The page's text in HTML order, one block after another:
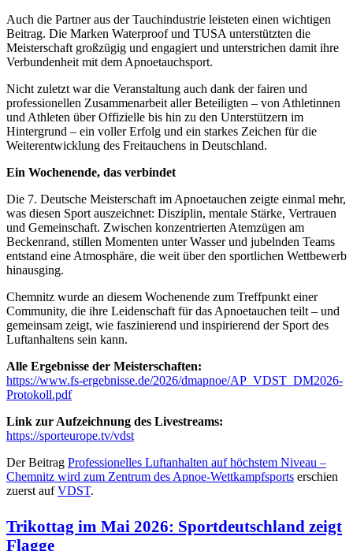
Auch die Partner aus der Tauchindustrie leisteten einen wichtigen
Beitrag. Die Marken Waterproof und TUSA unterstützten die
Meisterschaft großzügig und engagiert und unterstrichen damit ihre
Verbundenheit mit dem Apnoetauchsport.
Nicht zuletzt war die Veranstaltung auch dank der fairen und
professionellen Zusammenarbeit aller Beteiligten – von Athletinnen
und Athleten über Offizielle bis hin zu den Unterstützern im
Hintergrund – ein voller Erfolg und ein starkes Zeichen für die
Weiterentwicklung des Freitauchens in Deutschland.
Ein Wochenende, das verbindet
Die 7. Deutsche Meisterschaft im Apnoetauchen zeigte einmal mehr,
was diesen Sport auszeichnet: Disziplin, mentale Stärke, Vertrauen
und Gemeinschaft. Zwischen konzentrierten Atemzügen am
Beckenrand, stillen Momenten unter Wasser und jubelnden Teams
entstand eine Atmosphäre, die weit über den sportlichen Wettbewerb
hinausging.
Chemnitz wurde an diesem Wochenende zum Treffpunkt einer
Community, die ihre Leidenschaft für das Apnoetauchen teilt – und
gemeinsam zeigt, wie faszinierend und inspirierend der Sport des
Luftanhaltens sein kann.
Alle Ergebnisse der Meisterschaften:
https://www.fs-ergebnisse.de/2026/dmapnoe/AP_VDST_DM2026-
Protokoll.pdf
Link zur Aufzeichnung des Livestreams:
https://sporteurope.tv/vdst
Der Beitrag Professionelles Luftanhalten auf höchstem Niveau –
Chemnitz wird zum Zentrum des Apnoe-Wettkampfsports erschien
zuerst aufVDST.
Trikottag im Mai 2026: Sportdeutschland zeigt
Flagge